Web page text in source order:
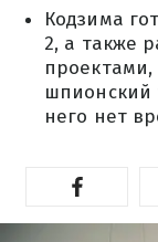
Кодзима
2, а также
проектами,
шпионский
него нет